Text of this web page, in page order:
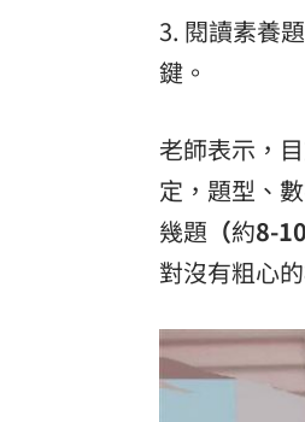
3. 閱讀素養
鍵。
老師表示，
定，題型、
幾題 （約8-10
對沒有粗心